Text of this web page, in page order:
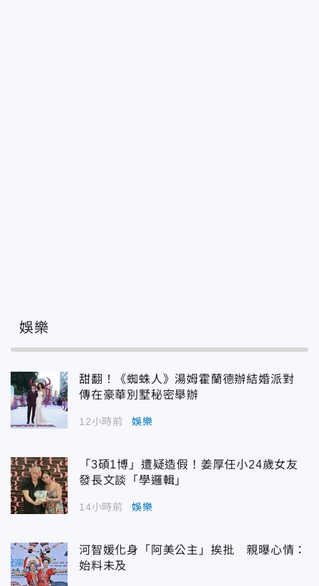
娛樂
甜翻！《蜘蛛人》湯姆霍蘭德辦結婚派對
傳在豪華別墅秘密舉辦
12小時前 娛樂
「3碩1博」遭疑造假！姜厚任小24歲女友
發長文談「學邏輯」
14小時前 娛樂
河智媛化身「阿美公主」挨批 親曝心情：
始料未及